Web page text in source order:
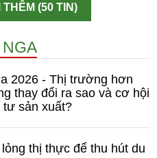
(50 TIN)
2026 - Thị trường hơn
thay đổi ra sao và cơ hội
tư sản xuất?
thị thực để thu hút du